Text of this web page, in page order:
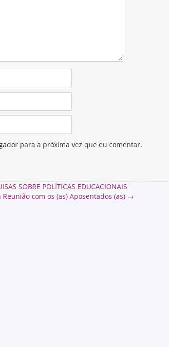
para a próxima vez que eu comentar.
SOBRE POLÍTICAS EDUCACIONAIS
com os (as) Aposentados (as) →